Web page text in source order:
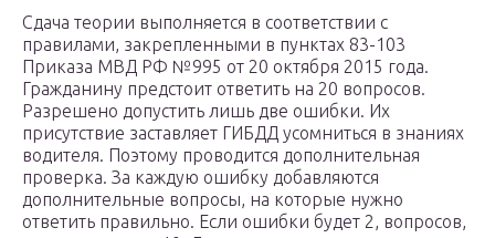
Сдача теории выполняется в соответствии с
правилами, закрепленными в пунктах 83-103
Приказа МВД РФ №995 от 20 октября 2015 года.
Гражданину предстоит ответить на 20 вопросов.
Разрешено допустить лишь две ошибки. Их
присутствие заставляет ГИБДД усомниться в знаниях
водителя. Поэтому проводится дополнительная
проверка. За каждую ошибку добавляются
дополнительные вопросы, на которые нужно
ответить правильно. Если ошибки будет 2, вопросов,